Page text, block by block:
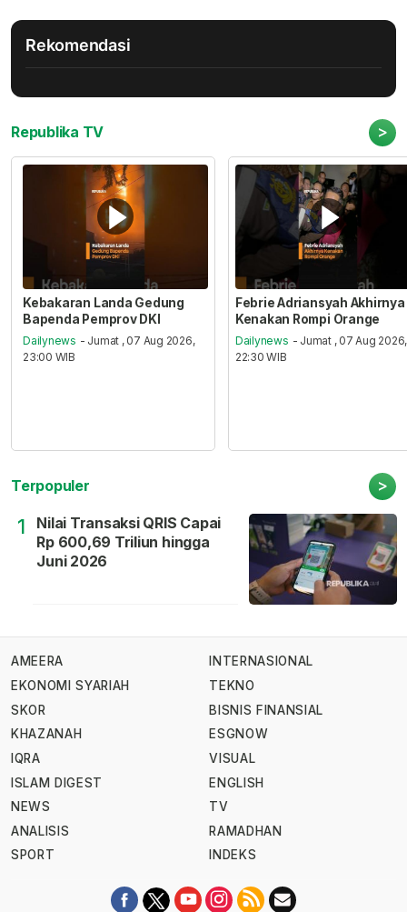
Rekomendasi
Republika TV >
Kebakaran Landa Gedung
Bapenda Pemprov DKI
Dailynews - Jumat , 07 Aug 2026,
23:00 WIB
Febrie Adriansyah Akhirnya
Kenakan Rompi Orange
Dailynews - Jumat , 07 Aug 2026,
22:30 WIB
Terpopuler >
1
Nilai Transaksi QRIS Capai
Rp 600,69 Triliun hingga
Juni 2026
AMEERA
EKONOMI SYARIAH
SKOR
KHAZANAH
IQRA
ISLAM DIGEST
NEWS
ANALISIS
SPORT
INTERNASIONAL
TEKNO
BISNIS FINANSIAL
ESGNOW
VISUAL
ENGLISH
TV
RAMADHAN
INDEKS